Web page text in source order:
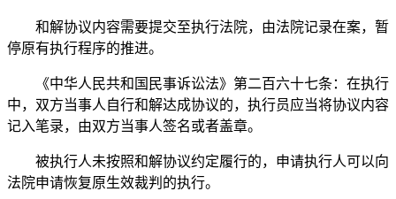
和解协议内容需要提交至执行法院，由法院记录在案，暂
停原有执行程序的推进。
《中华人民共和国民事诉讼法》第二百六十七条：在执行
中，双方当事人自行和解达成协议的，执行员应当将协议内容
记入笔录，由双方当事人签名或者盖章。
被执行人未按照和解协议约定履行的，申请执行人可以向
法院申请恢复原生效裁判的执行。